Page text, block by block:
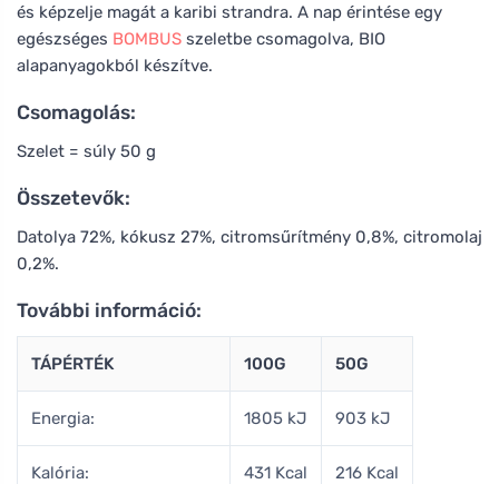
és képzelje magát a karibi strandra. A nap érintése egy
egészséges BOMBUS szeletbe csomagolva, BIO
alapanyagokból készítve.
Csomagolás:
Szelet = súly 50 g
Összetevők:
Datolya 72%, kókusz 27%, citromsűrítmény 0,8%, citromolaj
0,2%.
További információ:
TÁPÉRTÉK 100G 50G
Energia: 1805 kJ 903 kJ
Kalória: 431 Kcal 216 Kcal